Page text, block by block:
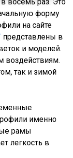
форму
на сайте
представлены в
и моделей.
воздействиям.
так и зимой
именно
рамы
легкость в